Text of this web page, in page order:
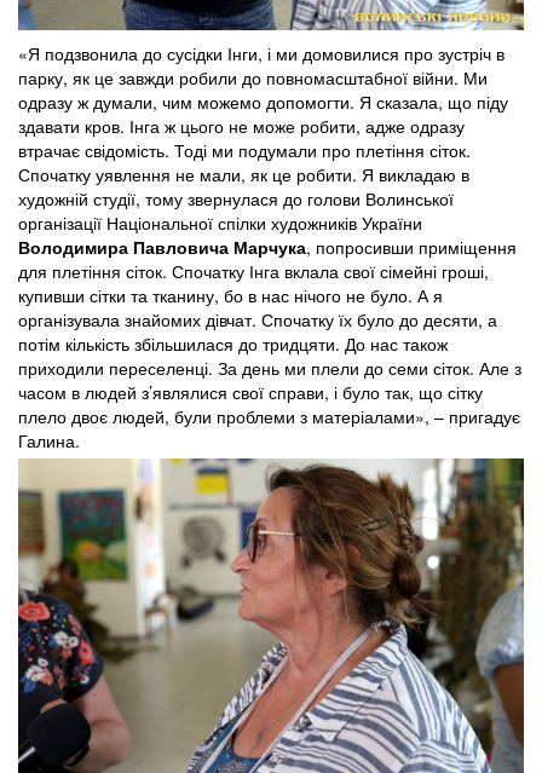
«Я подзвонила до сусідки Інги, і ми домовилися про зустріч в
парку, як це завжди робили до повномасштабної війни. Ми
одразу ж думали, чим можемо допомогти. Я сказала, що піду
здавати кров. Інга ж цього не може робити, адже одразу
втрачає свідомість. Тоді ми подумали про плетіння сіток.
Спочатку уявлення не мали, як це робити. Я викладаю в
художній студії, тому звернулася до голови Волинської
організації Національної спілки художників України
Володимира Павловича Марчука, попросивши приміщення
для плетіння сіток. Спочатку Інга вклала свої сімейні гроші,
купивши сітки та тканину, бо в нас нічого не було. А я
організувала знайомих дівчат. Спочатку їх було до десяти, а
потім кількість збільшилася до тридцяти. До нас також
приходили переселенці. За день ми плели до семи сіток. Але з
часом в людей з’являлися свої справи, і було так, що сітку
плело двоє людей, були проблеми з матеріалами», – пригадує
Галина.